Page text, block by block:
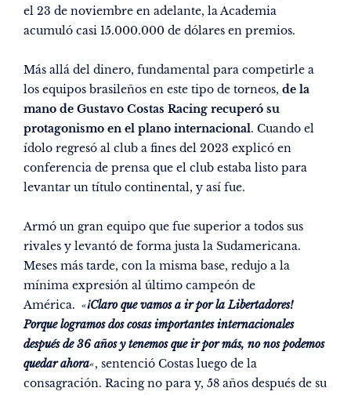
el 23 de noviembre en adelante, la Academia
acumuló casi 15.000.000 de dólares en premios.
Más allá del dinero, fundamental para competirle a
los equipos brasileños en este tipo de torneos, de la
mano de Gustavo Costas Racing recuperó su
protagonismo en el plano internacional. Cuando el
ídolo regresó al club a fines del 2023 explicó en
conferencia de prensa que el club estaba listo para
levantar un título continental, y así fue.
Armó un gran equipo que fue superior a todos sus
rivales y levantó de forma justa la Sudamericana.
Meses más tarde, con la misma base, redujo a la
mínima expresión al último campeón de
América. «¡Claro que vamos a ir por la Libertadores!
Porque logramos dos cosas importantes internacionales
después de 36 años y tenemos que ir por más, no nos podemos
quedar ahora«, sentenció Costas luego de la
consagración. Racing no para y, 58 años después de su